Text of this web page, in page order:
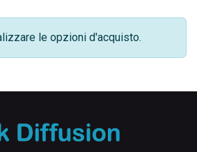
le opzioni d'acquisto.